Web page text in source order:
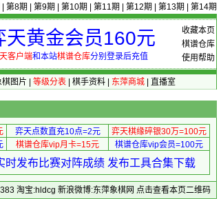
第8期 第9期 第10期 第11期 第12期 第13期 第14期
收藏本页
棋谱仓库
使用帮助
黄金会员160元
客户端和本站棋谱仓库分别登录后充值
棋图片 等级分表| 棋手资料| 东萍商城| 直播室
弈天点数直充10点=2元
弈天棋缘碎银30万=100元
棋谱仓库vip月卡=15元 棋谱仓库vip会员=100元
发布比赛对阵成绩 发布工具合集下载
淘宝:hldcg 新浪微博:东萍象棋网 点击查看本页二维码